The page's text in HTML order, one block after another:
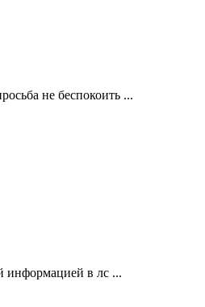
не беспокоить ...
информацией в лс ...